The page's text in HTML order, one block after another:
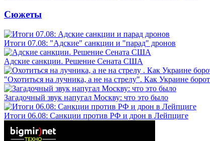
Сюжеты
Итоги 07.08: "Адские" санкции и "парад" дронов
Адские санкции. Решение Сената США
"Охотиться на лучника, а не на стрелу". Как Украине
Загадочный звук напугал Москву: что это было
Итоги 06.08: Санкции против РФ и дрон в Лейпциге